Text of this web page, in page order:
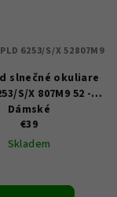
slnečné okuliare
S/X 807M9 52 -
Dámské
€39
Skladem
PLD 6253/S/X 52807M9